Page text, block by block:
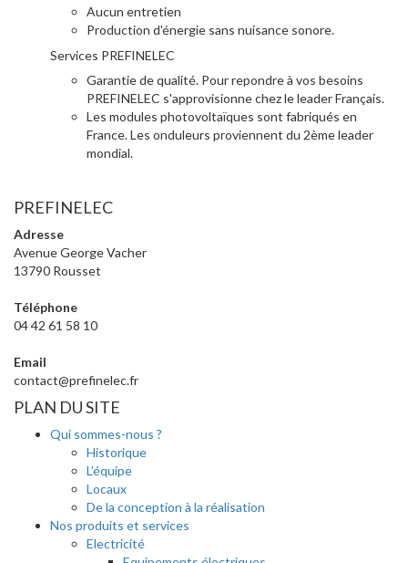
Aucun entretien
Production d'énergie sans nuisance sonore.
Services PREFINELEC
Garantie de qualité. Pour repondre à vos besoins
PREFINELEC s'approvisionne chez le leader Français.
Les modules photovoltaïques sont fabriqués en
France. Les onduleurs proviennent du 2ème leader
mondial.
PREFINELEC
Adresse
Avenue George Vacher
13790 Rousset
Téléphone
04 42 61 58 10
Email
contact@prefinelec.fr
PLAN DU SITE
Qui sommes-nous ?
Historique
L’équipe
Locaux
De la conception à la réalisation
Nos produits et services
Electricité